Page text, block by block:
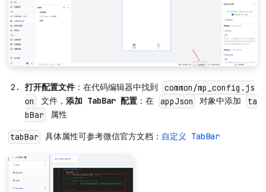
打开配置文件 ：在代码编辑器中找到
common/mp_config.js
on
文件， 添加 TabBar 配置：在 appJson 对象中添加
ta
bBar
属性
tabBar 具体属性可参考微信官方文档： 自定义 TabBar